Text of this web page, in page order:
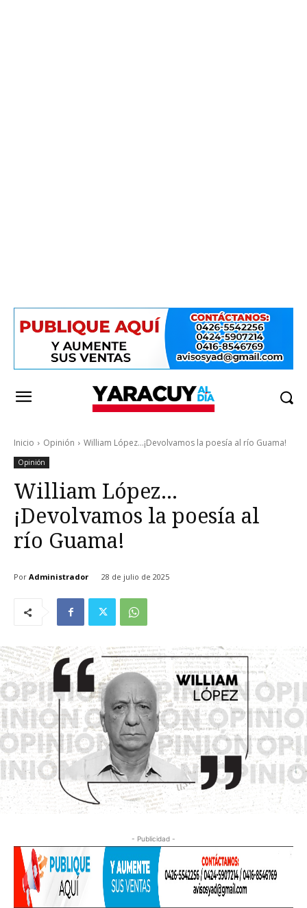
Inicio Opinión William López...¡Devolvamos la poesía al río Guama!
Opinión
William López…
¡Devolvamos la poesía al
río Guama!
Por Administrador 28 de julio de 2025
- Publicidad -